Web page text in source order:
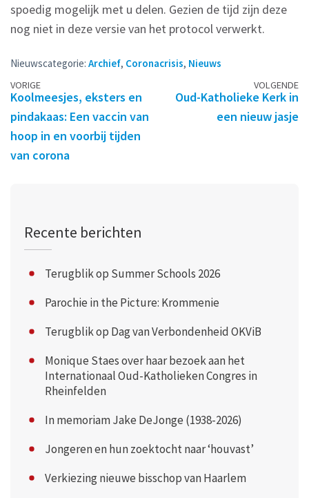
spoedig mogelijk met u delen. Gezien de tijd zijn deze
nog niet in deze versie van het protocol verwerkt.
Nieuwscategorie: Archief, Coronacrisis, Nieuws
Berichtennavigatie
VORIGE
Koolmeesjes, eksters en
pindakaas: Een vaccin van
hoop in en voorbij tijden
van corona
VOLGENDE
Oud-Katholieke Kerk in
een nieuw jasje
Recente berichten
Terugblik op Summer Schools 2026
Parochie in the Picture: Krommenie
Terugblik op Dag van Verbondenheid OKViB
Monique Staes over haar bezoek aan het
Internationaal Oud-Katholieken Congres in
Rheinfelden
In memoriam Jake DeJonge (1938-2026)
Jongeren en hun zoektocht naar ‘houvast’
Verkiezing nieuwe bisschop van Haarlem